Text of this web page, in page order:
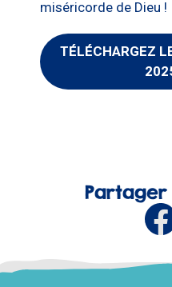
miséricorde de Dieu !
TÉLÉCHARGEZ
Partager